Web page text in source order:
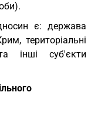
є: держава
територіальні
інші суб'єкти